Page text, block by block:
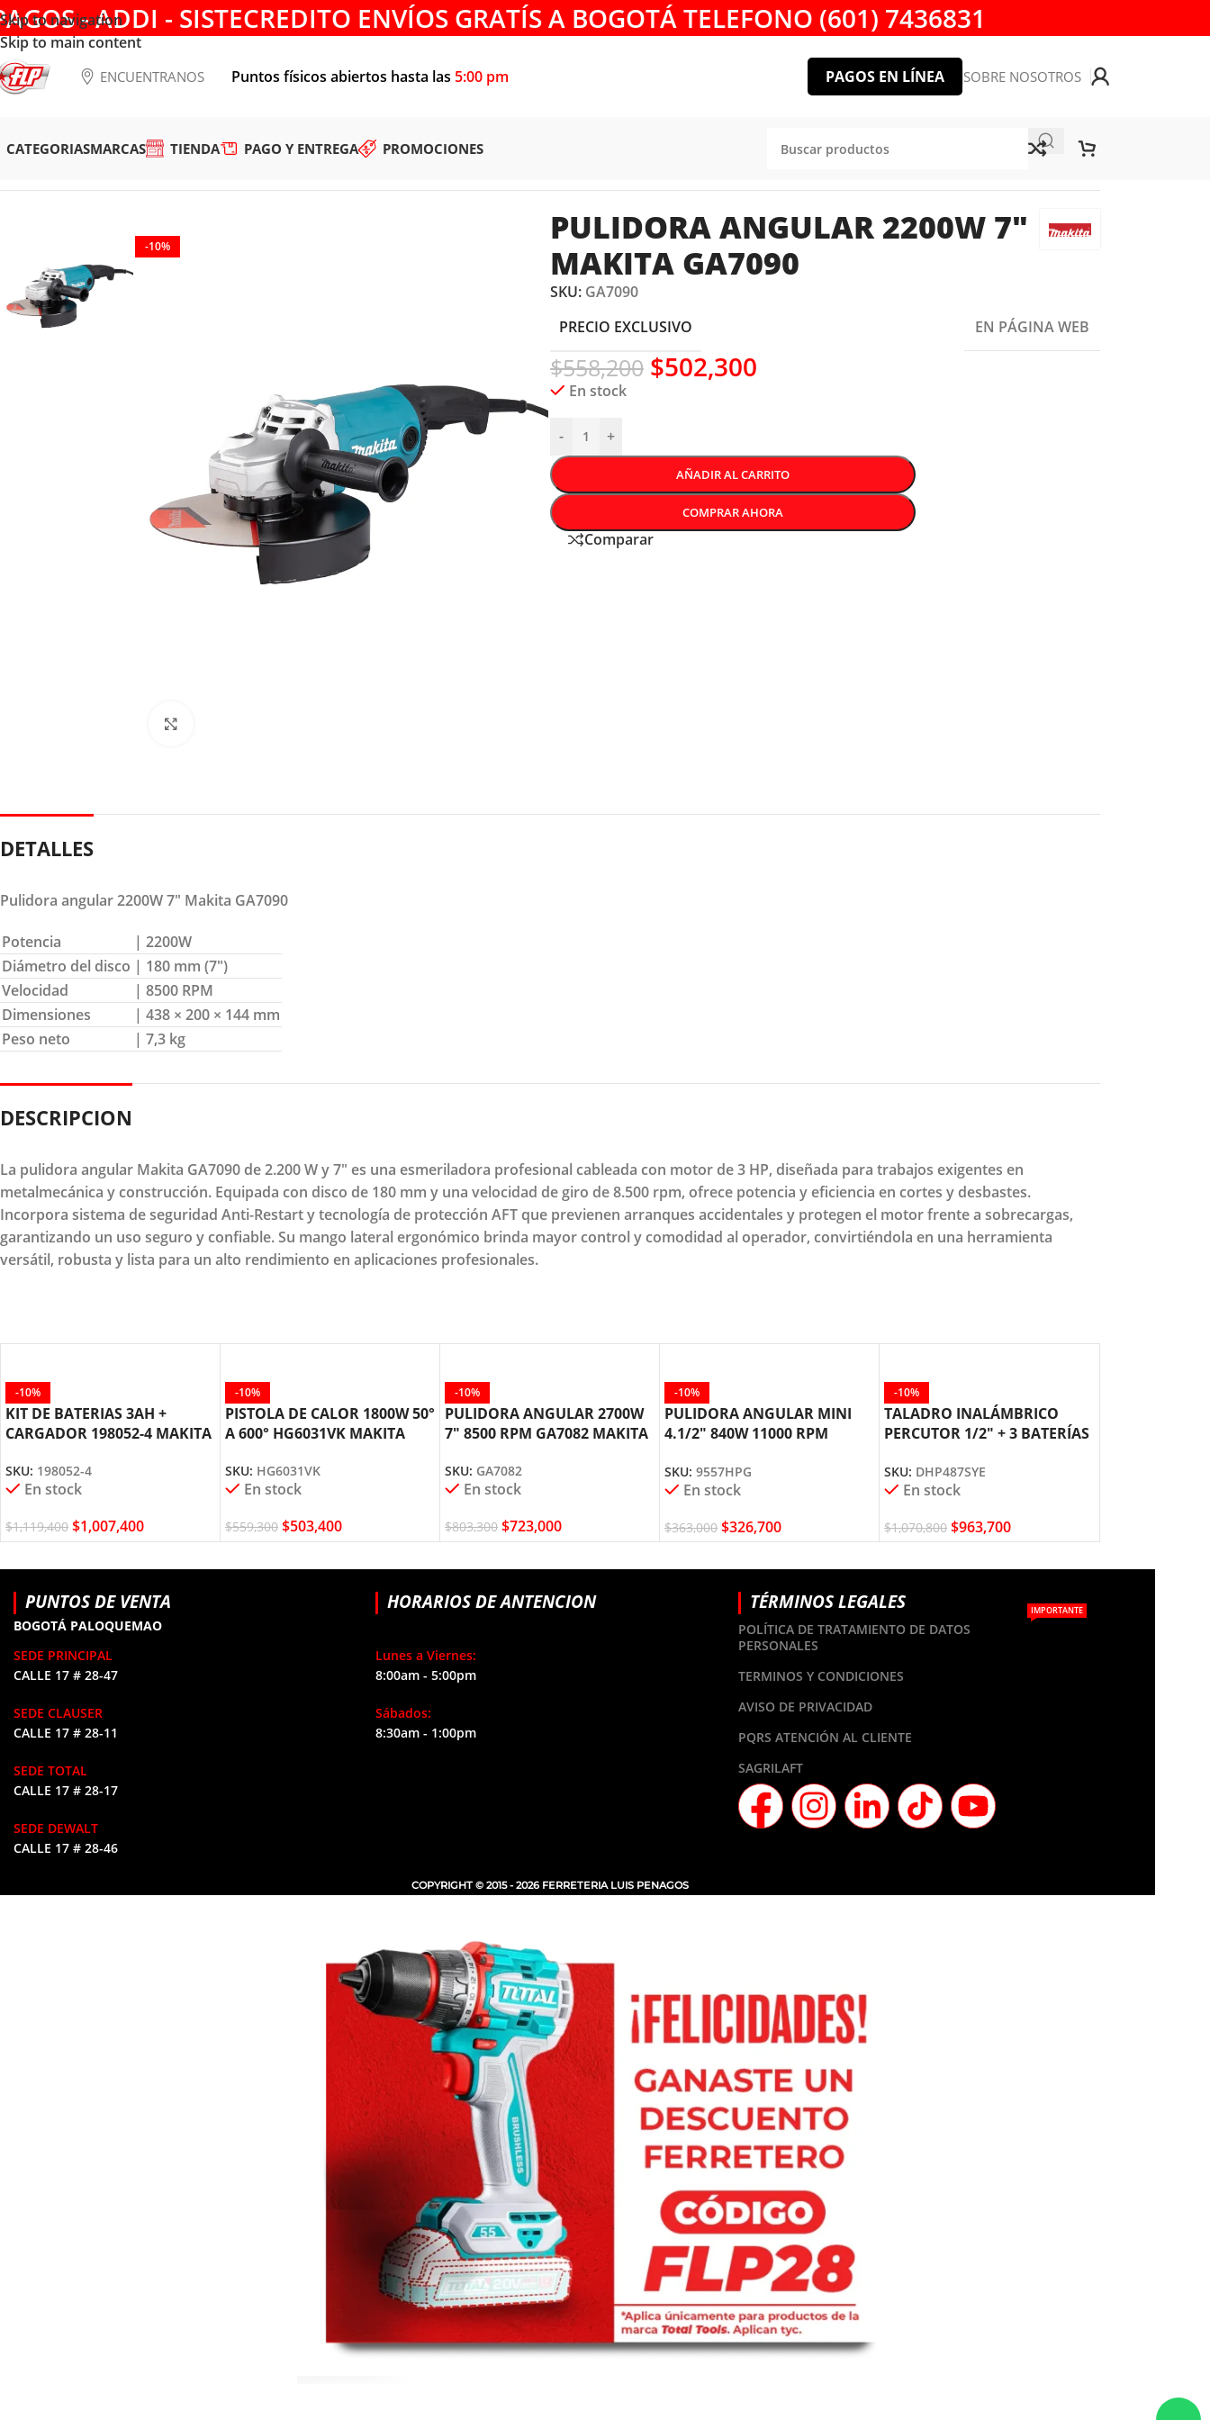
Skip to navigation
Skip to main content
- ADDI - SISTECREDITO ENVÍOS GRATÍS A BOGOTÁ TELEFONO (601) 7436831
ENCUENTRANOS Puntos físicos abiertos hasta las 5:00 pm PAGOS EN LÍNEA SOBRE NOSOTROS
CATEGORIASMARCAS TIENDA PAGO Y ENTREGA PROMOCIONES
-10%
PULIDORA ANGULAR 2200W 7″
MAKITA GA7090
SKU: GA7090
PRECIO EXCLUSIVO
EN PÁGINA WEB
$558,200 $502,300
En stock
- +
AÑADIR AL CARRITO
COMPRAR AHORA
Comparar
DETALLES
Pulidora angular 2200W 7″ Makita GA7090
Potencia
| 2200W
Diámetro del disco | 180 mm (7″)
Velocidad
| 8500 RPM
Dimensiones
| 438 × 200 × 144 mm
Peso neto
| 7,3 kg
DESCRIPCION
La pulidora angular Makita GA7090 de 2.200 W y 7" es una esmeriladora profesional cableada con motor de 3 HP, diseñada para trabajos exigentes en
metalmecánica y construcción. Equipada con disco de 180 mm y una velocidad de giro de 8.500 rpm, ofrece potencia y eficiencia en cortes y desbastes.
Incorpora sistema de seguridad Anti-Restart y tecnología de protección AFT que previenen arranques accidentales y protegen el motor frente a sobrecargas,
garantizando un uso seguro y confiable. Su mango lateral ergonómico brinda mayor control y comodidad al operador, convirtiéndola en una herramienta
versátil, robusta y lista para un alto rendimiento en aplicaciones profesionales.
-10%
KIT DE BATERIAS 3AH +
CARGADOR 198052-4 MAKITA
SKU: 198052-4
En stock
$1,119,400 $1,007,400
-10%
PISTOLA DE CALOR 1800W 50°
A 600° HG6031VK MAKITA
SKU: HG6031VK
En stock
$559,300 $503,400
-10%
PULIDORA ANGULAR 2700W
7″ 8500 RPM GA7082 MAKITA
SKU: GA7082
En stock
$803,300 $723,000
-10%
PULIDORA ANGULAR MINI
4.1/2″ 840W 11000 RPM
SKU: 9557HPG
En stock
$363,000 $326,700
-10%
TALADRO INALÁMBRICO
PERCUTOR 1/2″ + 3 BATERÍAS
SKU: DHP487SYE
En stock
$1,070,800 $963,700
PUNTOS DE VENTA
BOGOTÁ PALOQUEMAO
SEDE PRINCIPAL
CALLE 17 # 28-47
SEDE CLAUSER
CALLE 17 # 28-11
SEDE TOTAL
CALLE 17 # 28-17
SEDE DEWALT
CALLE 17 # 28-46
HORARIOS DE ANTENCION
Lunes a Viernes:
8:00am - 5:00pm
Sábados:
8:30am - 1:00pm
TÉRMINOS LEGALES
POLÍTICA DE TRATAMIENTO DE DATOS
PERSONALES
IMPORTANTE
TERMINOS Y CONDICIONES
AVISO DE PRIVACIDAD
PQRS ATENCIÓN AL CLIENTE
SAGRILAFT
COPYRIGHT © 2015 - 2026 FERRETERIA LUIS PENAGOS